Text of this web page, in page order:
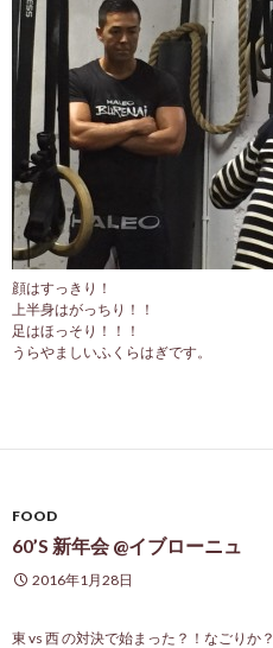
顔はすっきり！
上半身はがっちり！！
足はほっそり！！！
うらやましいふくらはぎです。
FOOD
60’S 新年会 @イブローニュ
2016年1月28日
東 vs 西 の対決で始まった？！なごりか？